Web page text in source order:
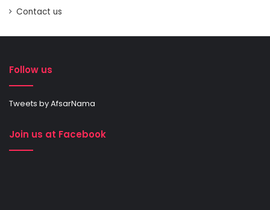
Contact us
Follow us
Tweets by AfsarNama
Join us at Facebook